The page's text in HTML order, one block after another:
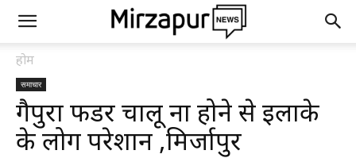
होम
समाचार
गैपुरा फीडर चालू ना होने से इलाके
के लोग परेशान ,मिर्जापुर